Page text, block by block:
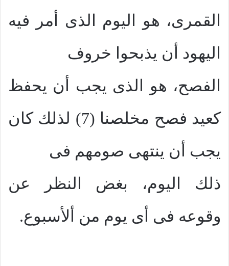
القمرى، هو اليوم الذى أمر فيه
اليهود أن يذبحوا خروف
الفصح، هو الذى يجب أن يحفظ
كعيد فصح مخلصنا (7) لذلك كان
يجب أن ينتهى صومهم فى
ذلك اليوم، بغض النظر عن
وقوعه فى أى يوم من ألأسبوع.